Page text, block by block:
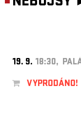
19. 9. 18:30,
VYPRODÁNO!